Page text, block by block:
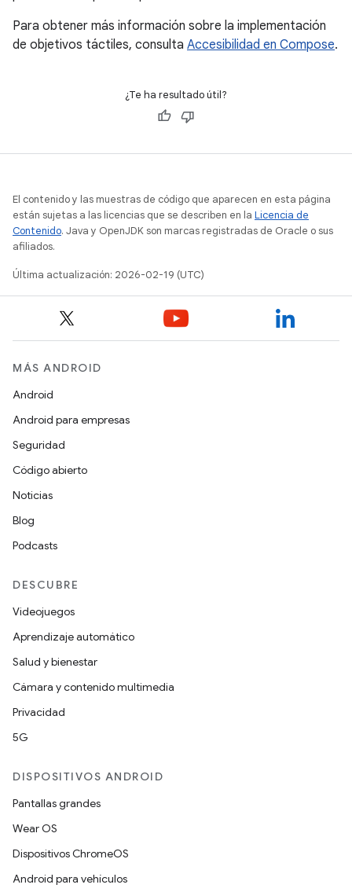
Para obtener más información sobre la implementación
de objetivos táctiles, consulta Accesibilidad en Compose.
¿Te ha resultado útil?
El contenido y las muestras de código que aparecen en esta página
están sujetas a las licencias que se describen en la Licencia de
Contenido. Java y OpenJDK son marcas registradas de Oracle o sus
afiliados.
Última actualización: 2026-02-19 (UTC)
MÁS ANDROID
Android
Android para empresas
Seguridad
Código abierto
Noticias
Blog
Podcasts
DESCUBRE
Videojuegos
Aprendizaje automático
Salud y bienestar
Cámara y contenido multimedia
Privacidad
5G
DISPOSITIVOS ANDROID
Pantallas grandes
Wear OS
Dispositivos ChromeOS
Android para vehículos